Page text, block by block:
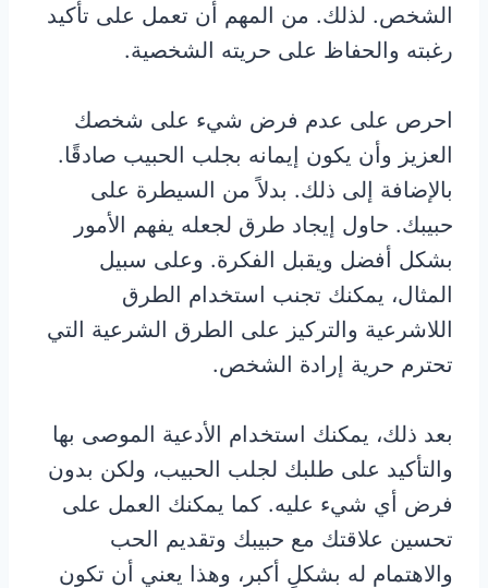
الشخص. لذلك. من المهم أن تعمل على تأكيد
رغبته والحفاظ على حريته الشخصية.
احرص على عدم فرض شيء على شخصك
العزيز وأن يكون إيمانه بجلب الحبيب صادقًا.
بالإضافة إلى ذلك. بدلاً من السيطرة على
حبيبك. حاول إيجاد طرق لجعله يفهم الأمور
بشكل أفضل ويقبل الفكرة. وعلى سبيل
المثال، يمكنك تجنب استخدام الطرق
اللاشرعية والتركيز على الطرق الشرعية التي
تحترم حرية إرادة الشخص.
بعد ذلك، يمكنك استخدام الأدعية الموصى بها
والتأكيد على طلبك لجلب الحبيب، ولكن بدون
فرض أي شيء عليه. كما يمكنك العمل على
تحسين علاقتك مع حبيبك وتقديم الحب
والاهتمام له بشكلٍ أكبر، وهذا يعني أن تكون